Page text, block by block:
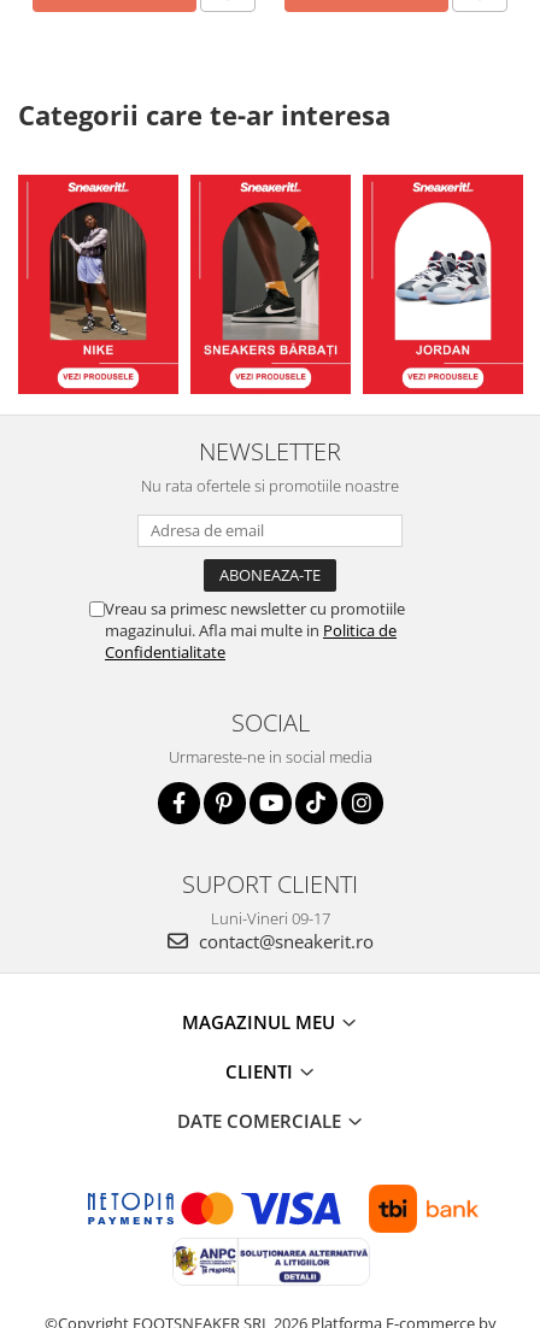
Categorii care te-ar interesa
NEWSLETTER
Nu rata ofertele si promotiile noastre
Vreau sa primesc newsletter cu promotiile
magazinului. Afla mai multe in Politica de
Confidentialitate
SOCIAL
Urmareste-ne in social media
SUPORT CLIENTI
Luni-Vineri 09-17
contact@sneakerit.ro
MAGAZINUL MEU
CLIENTI
DATE COMERCIALE
©Copyright FOOTSNEAKER SRL 2026 Platforma E-commerce by